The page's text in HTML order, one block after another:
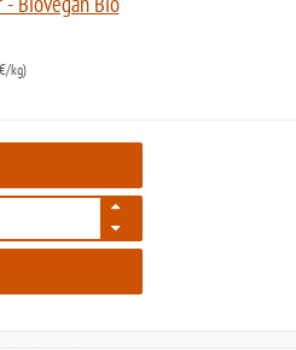
Biovegan Bio
kg)
512